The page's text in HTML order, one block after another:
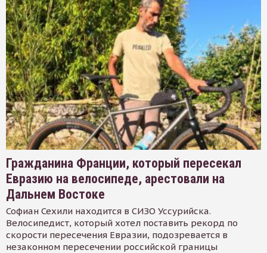
Гражданина Франции, который пересекал
Евразию на велосипеде, арестовали на
Дальнем Востоке
Софиан Сехили находится в СИЗО Уссурийска.
Велосипедист, который хотел поставить рекорд по
скорости пересечения Евразии, подозревается в
незаконном пересечении российской границы